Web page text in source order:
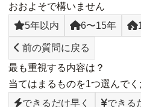
おおよそで構いません
5年以内
6〜15年
前の質問に戻る
最も重視する内容は？
当てはまるものを1つ選んで
できるだけ早く
できる